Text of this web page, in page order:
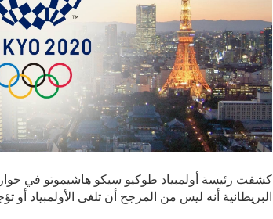
كشفت رئيسة أولمبياد طوكيو سيكو هاشيموتو في
البريطانية أنه ليس من المرجح أن تلغى الأولمبياد